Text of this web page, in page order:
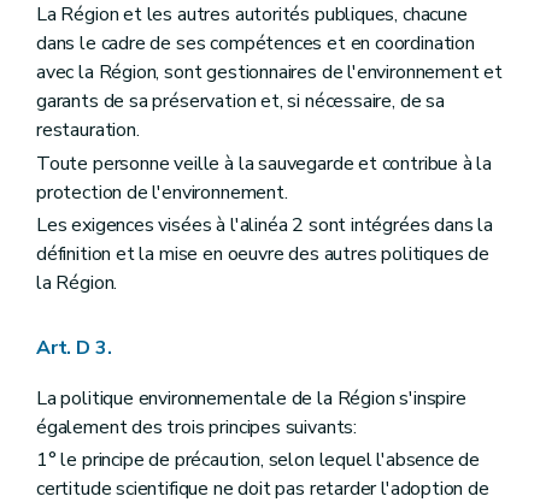
Art. D 21
Art. D 22
Art. D 23
Art. D 24
Art. D 25
Art. D 26
Art. D 27
Art. D 28
Art. D 29
Titre III Participation du public en matière d'environnement
Chapitre premier Dispositions générales
Section première Classification des plans, programmes et projets
Chapitre II Réunion d'information
Art. D29-5
Art. D29-6
Chapitre III Enquête publique
La Région et les autres autorités publiques, chacune
dans le cadre de ses compétences et en coordination
avec la Région, sont gestionnaires de l'environnement et
garants de sa préservation et, si nécessaire, de sa
restauration.
Toute personne veille à la sauvegarde et contribue à la
protection de l'environnement.
Les exigences visées à l'alinéa 2 sont intégrées dans la
définition et la mise en oeuvre des autres politiques de
la Région.
Art. D 3.
La politique environnementale de la Région s'inspire
également des trois principes suivants:
1° le principe de précaution, selon lequel l'absence de
certitude scientifique ne doit pas retarder l'adoption de